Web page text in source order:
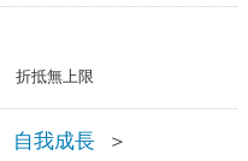
折抵無上限
自我成長
＞